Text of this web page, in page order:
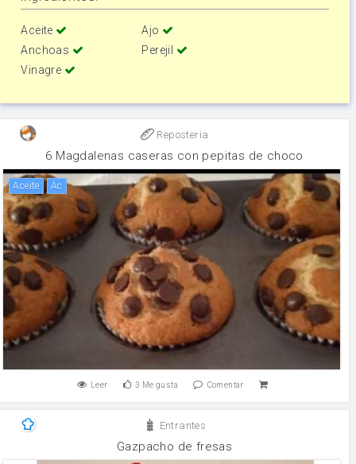
Aceite
Ajo
Anchoas
Perejil
Vinagre
Reposteria
6 Magdalenas caseras con pepitas de choco
aceite ac
Leer 3 Me gusta Comentar
Entrantes
Gazpacho de fresas